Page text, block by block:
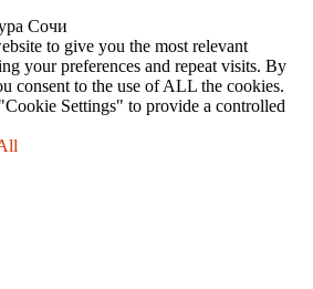
Сочи
to give you the most relevant
your preferences and repeat visits. By
consent to the use of ALL the cookies.
Settings" to provide a controlled